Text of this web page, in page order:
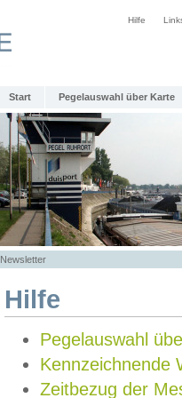
Hilfe
Start Pegelauswahl über Karte
Newsletter
Hilfe
Pegelauswahl
Kennzeichnende
Zeitbezug der